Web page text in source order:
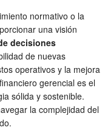
normativo o la
una visión
decisiones
de nuevas
operativos y la mejora
gerencial es el
sólida y sostenible.
la complejidad del